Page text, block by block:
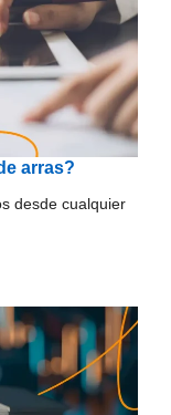
arras?
desde cualquier